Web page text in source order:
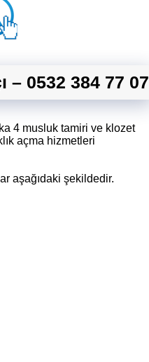
– 0532 384 77 07
4 musluk tamiri ve klozet
açma hizmetleri
aşağıdaki şekildedir.